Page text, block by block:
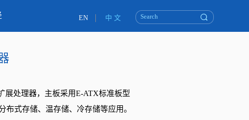
EN 中 文
展处理器，主板采用E-ATX标准板型
式存储、温存储、冷存储等应用。